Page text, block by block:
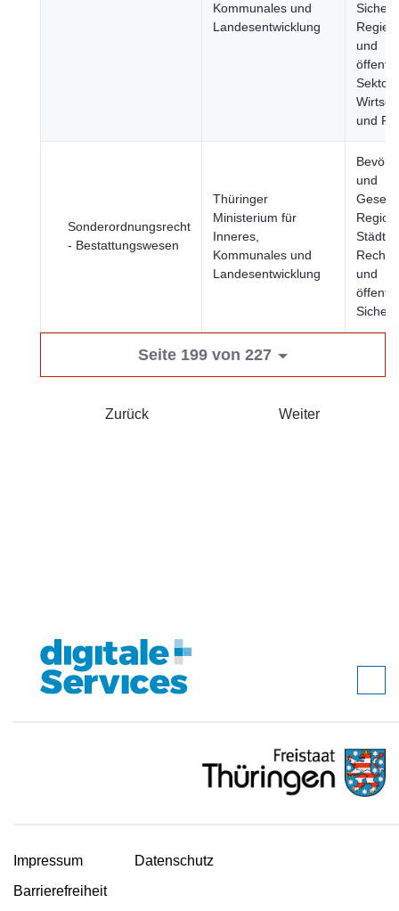
Kommunales und
Landesentwicklung
und
Sektor,
und
Sonderordnungsrecht
- Bestattungswesen
Thüringer
Ministerium für
Inneres,
Kommunales und
Landesentwicklung
und
und
Seite 199 von 227
Zurück Weiter
Impressum
Datenschutz
Barrierefreiheit